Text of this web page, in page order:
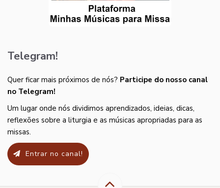
Telegram!
Quer ficar mais próximos de nós? Participe do nosso canal
no Telegram!
Um lugar onde nós dividimos aprendizados, ideias, dicas,
reflexões sobre a liturgia e as músicas apropriadas para as
missas.
Entrar no canal!